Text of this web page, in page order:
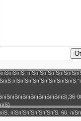
пїЅпїЅпїЅпїЅпїЅпїЅпїЅпїЅ
пїЅпїЅпїЅпїЅпїЅпїЅ, 60.